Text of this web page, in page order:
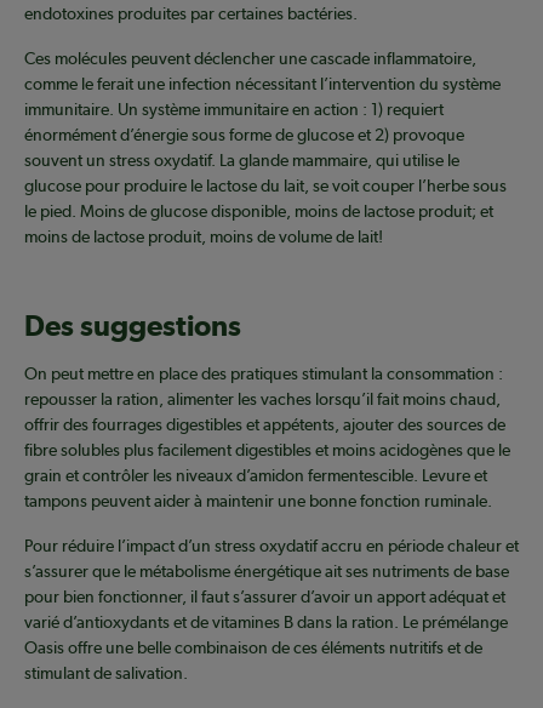
endotoxines produites par certaines bactéries.
Ces molécules peuvent déclencher une cascade inflammatoire,
comme le ferait une infection nécessitant l’intervention du système
immunitaire. Un système immunitaire en action : 1) requiert
énormément d’énergie sous forme de glucose et 2) provoque
souvent un stress oxydatif. La glande mammaire, qui utilise le
glucose pour produire le lactose du lait, se voit couper l’herbe sous
le pied. Moins de glucose disponible, moins de lactose produit; et
moins de lactose produit, moins de volume de lait!
Des suggestions
On peut mettre en place des pratiques stimulant la consommation :
repousser la ration, alimenter les vaches lorsqu’il fait moins chaud,
offrir des fourrages digestibles et appétents, ajouter des sources de
fibre solubles plus facilement digestibles et moins acidogènes que le
grain et contrôler les niveaux d’amidon fermentescible. Levure et
tampons peuvent aider à maintenir une bonne fonction ruminale.
Pour réduire l’impact d’un stress oxydatif accru en période chaleur et
s’assurer que le métabolisme énergétique ait ses nutriments de base
pour bien fonctionner, il faut s’assurer d’avoir un apport adéquat et
varié d’antioxydants et de vitamines B dans la ration. Le prémélange
Oasis offre une belle combinaison de ces éléments nutritifs et de
stimulant de salivation.